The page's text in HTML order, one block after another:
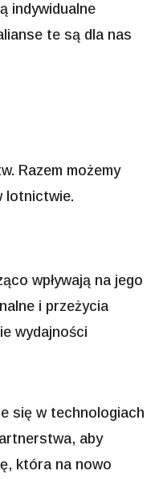
indywidualne
te są dla nas
Razem możemy
lotnictwie.
wpływają na jego
i przeżycia
wydajności
się w technologiach
aby
która na nowo